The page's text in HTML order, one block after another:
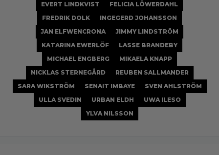
EVERT LINDKVIST
FELICIA LÖWERDAHL
FREDRIK DOLK
INGEGERD JOHANSSON
JAN ELFWENCRONA
JIMMY LINDSTRÖM
KATARINA EWERLÖF
LASSE BRANDEBY
MICHAEL ENGBERG
MIKAELA KNAPP
NICKLAS STERNEGÅRD
REUBEN SALLMANDER
SARA WIKSTRÖM
SENAIT IMBAYE
SVEN AHLSTRÖM
ULLA SVEDIN
URBAN ELDH
UWA ILESO
YLVA NILSSON